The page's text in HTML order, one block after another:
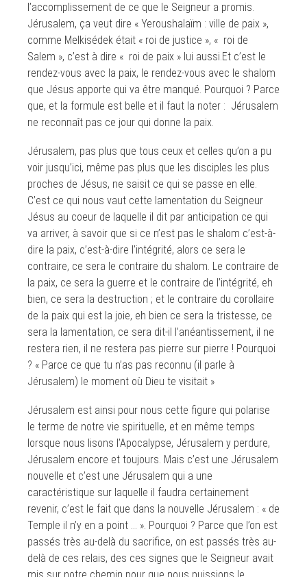
l’accomplissement de ce que le Seigneur a promis.
Jérusalem, ça veut dire « Yeroushalaïm : ville de paix »,
comme Melkisédek était « roi de justice », « roi de
Salem », c’est à dire « roi de paix » lui aussi.Et c’est le
rendez-vous avec la paix, le rendez-vous avec le shalom
que Jésus apporte qui va être manqué. Pourquoi ? Parce
que, et la formule est belle et il faut la noter : Jérusalem
ne reconnaît pas ce jour qui donne la paix.
Jérusalem, pas plus que tous ceux et celles qu’on a pu
voir jusqu’ici, même pas plus que les disciples les plus
proches de Jésus, ne saisit ce qui se passe en elle.
C’est ce qui nous vaut cette lamentation du Seigneur
Jésus au coeur de laquelle il dit par anticipation ce qui
va arriver, à savoir que si ce n’est pas le shalom c’est-à-
dire la paix, c’est-à-dire l’intégrité, alors ce sera le
contraire, ce sera le contraire du shalom. Le contraire de
la paix, ce sera la guerre et le contraire de l’intégrité, eh
bien, ce sera la destruction ; et le contraire du corollaire
de la paix qui est la joie, eh bien ce sera la tristesse, ce
sera la lamentation, ce sera dit-il l’anéantissement, il ne
restera rien, il ne restera pas pierre sur pierre ! Pourquoi
? « Parce ce que tu n’as pas reconnu (il parle à
Jérusalem) le moment où Dieu te visitait »
Jérusalem est ainsi pour nous cette figure qui polarise
le terme de notre vie spirituelle, et en même temps
lorsque nous lisons l’Apocalypse, Jérusalem y perdure,
Jérusalem encore et toujours. Mais c’est une Jérusalem
nouvelle et c’est une Jérusalem qui a une
caractéristique sur laquelle il faudra certainement
revenir, c’est le fait que dans la nouvelle Jérusalem : « de
Temple il n’y en a point … ». Pourquoi ? Parce que l’on est
passés très au-delà du sacrifice, on est passés très au-
delà de ces relais, des ces signes que le Seigneur avait